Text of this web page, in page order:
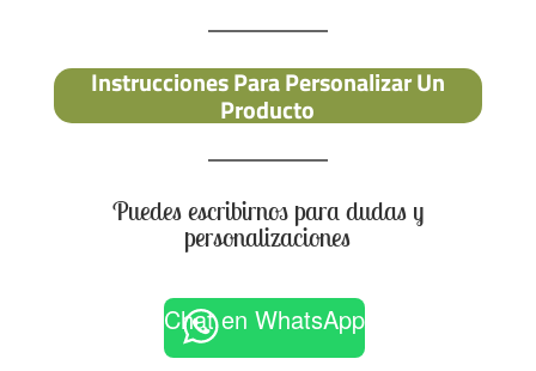
Instrucciones Para Personalizar Un
Producto
Puedes escribirnos para dudas y
personalizaciones
Chat en WhatsApp